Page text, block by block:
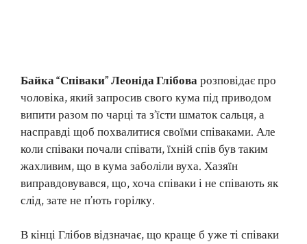
Байка “Співаки” Леоніда Глібоварозповідає про
чоловіка, який запросив свого кума під приводом
випити разом по чарці та з’їсти шматок сальця, а
насправді щоб похвалитися своїми співаками. Але
коли співаки почали співати, їхній спів був таким
жахливим, що в кума заболіли вуха. Хазяїн
виправдовувався, що, хоча співаки і не співають як
слід, зате не п’ють горілку.
В кінці Глібов відзначає, що краще б уже ті співаки